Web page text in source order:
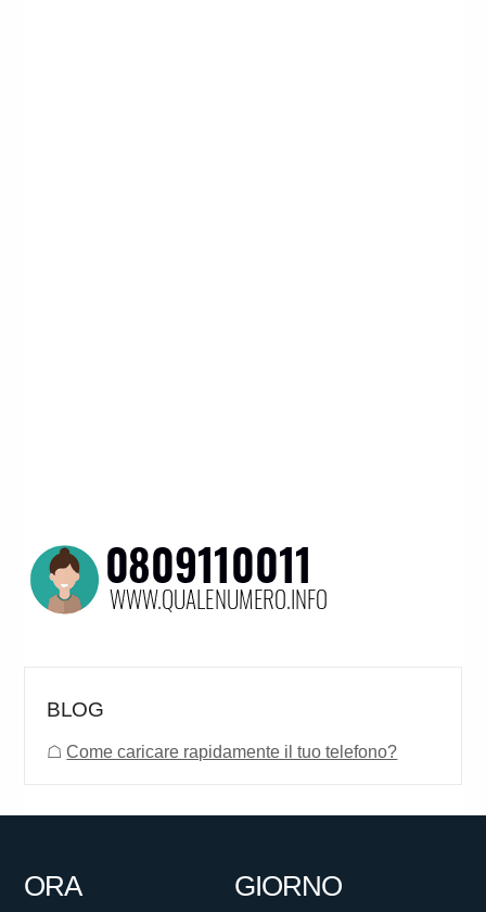
BLOG
☖Come caricare rapidamente il tuo telefono?
ORA GIORNO